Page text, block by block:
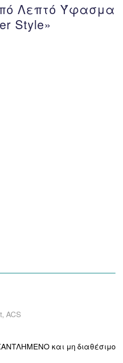
Λεπτό Ύφασμα
Style»
ACS
και μη διαθέσιμο